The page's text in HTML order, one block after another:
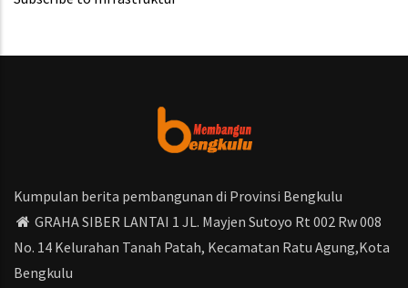
Kumpulan berita pembangunan di Provinsi Bengkulu
GRAHA SIBER LANTAI 1 JL. Mayjen Sutoyo Rt 002 Rw 008
No. 14 Kelurahan Tanah Patah, Kecamatan Ratu Agung,Kota
Bengkulu